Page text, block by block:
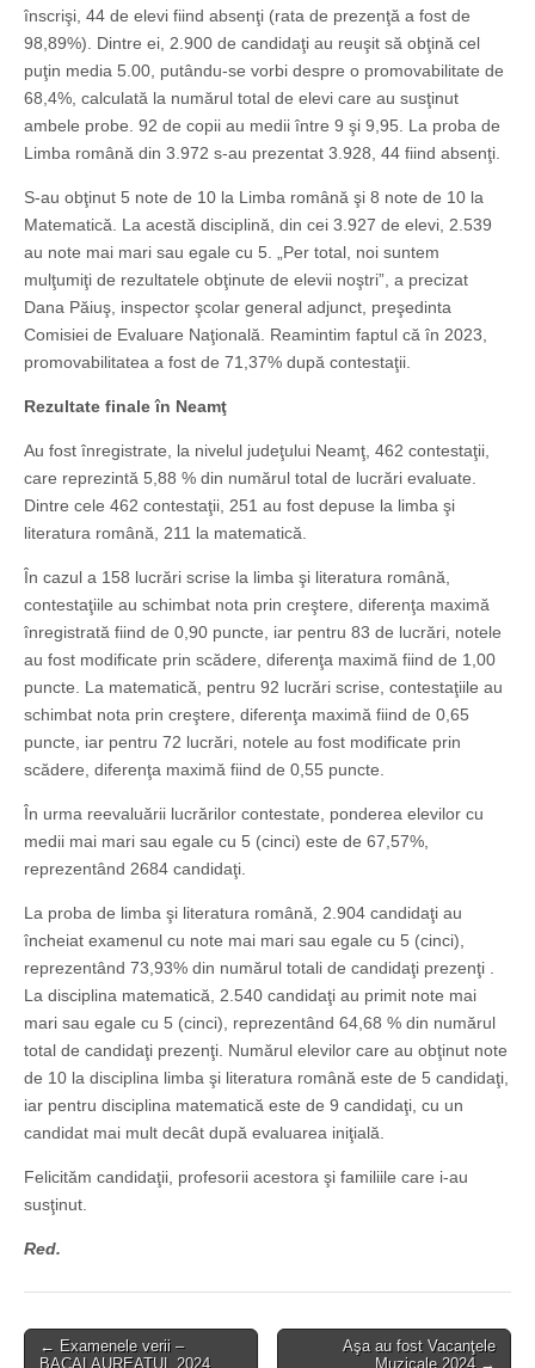
înscrişi, 44 de elevi fiind absenţi (rata de prezenţă a fost de
98,89%). Dintre ei, 2.900 de candidaţi au reuşit să obţină cel
puţin media 5.00, putându-se vorbi despre o promovabilitate de
68,4%, calculată la numărul total de elevi care au susţinut
ambele probe. 92 de copii au medii între 9 şi 9,95. La proba de
Limba română din 3.972 s-au prezentat 3.928, 44 fiind absenţi.
S-au obţinut 5 note de 10 la Limba română şi 8 note de 10 la
Matematică. La acestă disciplină, din cei 3.927 de elevi, 2.539
au note mai mari sau egale cu 5. „Per total, noi suntem
mulţumiţi de rezultatele obţinute de elevii noştri”, a precizat
Dana Păiuş, inspector şcolar general adjunct, preşedinta
Comisiei de Evaluare Naţională. Reamintim faptul că în 2023,
promovabilitatea a fost de 71,37% după contestaţii.
Rezultate finale în Neamţ
Au fost înregistrate, la nivelul judeţului Neamţ, 462 contestaţii,
care reprezintă 5,88 % din numărul total de lucrări evaluate.
Dintre cele 462 contestaţii, 251 au fost depuse la limba şi
literatura română, 211 la matematică.
În cazul a 158 lucrări scrise la limba şi literatura română,
contestaţiile au schimbat nota prin creştere, diferenţa maximă
înregistrată fiind de 0,90 puncte, iar pentru 83 de lucrări, notele
au fost modificate prin scădere, diferenţa maximă fiind de 1,00
puncte. La matematică, pentru 92 lucrări scrise, contestaţiile au
schimbat nota prin creştere, diferenţa maximă fiind de 0,65
puncte, iar pentru 72 lucrări, notele au fost modificate prin
scădere, diferenţa maximă fiind de 0,55 puncte.
În urma reevaluării lucrărilor contestate, ponderea elevilor cu
medii mai mari sau egale cu 5 (cinci) este de 67,57%,
reprezentând 2684 candidaţi.
La proba de limba şi literatura română, 2.904 candidaţi au
încheiat examenul cu note mai mari sau egale cu 5 (cinci),
reprezentând 73,93% din numărul totali de candidaţi prezenţi .
La disciplina matematică, 2.540 candidaţi au primit note mai
mari sau egale cu 5 (cinci), reprezentând 64,68 % din numărul
total de candidaţi prezenţi. Numărul elevilor care au obţinut note
de 10 la disciplina limba şi literatura română este de 5 candidaţi,
iar pentru disciplina matematică este de 9 candidaţi, cu un
candidat mai mult decât după evaluarea iniţială.
Felicităm candidaţii, profesorii acestora şi familiile care i-au
susţinut.
Red.
Post
← Examenele verii –
BACALAUREATUL 2024
Aşa au fost Vacanţele
Muzicale 2024 →